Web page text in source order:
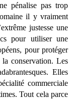
pénalise pas trop
il y vraiment
justesse une
pour utiliser une
pour protéger
conservation. Les
Elles
commerciale
Tout cela parce